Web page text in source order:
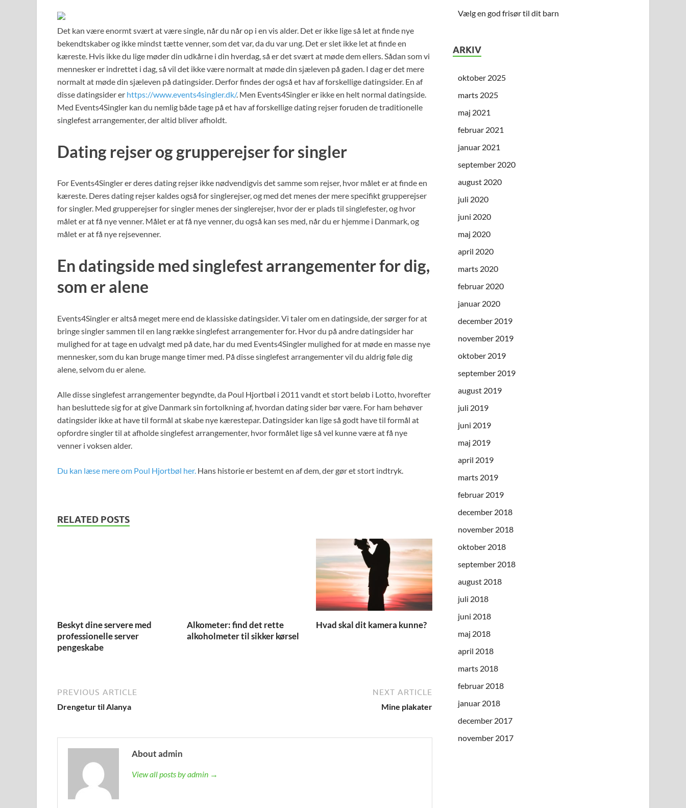
Det kan være enormt svært at være single, når du når op i en vis alder. Det er ikke lige så let at finde nye
bekendtskaber og ikke mindst tætte venner, som det var, da du var ung. Det er slet ikke let at finde en
kæreste. Hvis ikke du lige møder din udkårne i din hverdag, så er det svært at møde dem ellers. Sådan som vi
mennesker er indrettet i dag, så vil det ikke være normalt at møde din sjæleven på gaden. I dag er det mere
normalt at møde din sjæleven på datingsider. Derfor findes der også et hav af forskellige datingsider. En af
disse datingsider er https://www.events4singler.dk/. Men Events4Singler er ikke en helt normal datingside.
Med Events4Singler kan du nemlig både tage på et hav af forskellige dating rejser foruden de traditionelle
singlefest arrangementer, der altid bliver afholdt.
Dating rejser og grupperejser for singler
For Events4Singler er deres dating rejser ikke nødvendigvis det samme som rejser, hvor målet er at finde en
kæreste. Deres dating rejser kaldes også for singlerejser, og med det menes der mere specifikt grupperejser
for singler. Med grupperejser for singler menes der singlerejser, hvor der er plads til singlefester, og hvor
målet er at få nye venner. Målet er at få nye venner, du også kan ses med, når du er hjemme i Danmark, og
målet er at få nye rejsevenner.
En datingside med singlefest arrangementer for dig,
som er alene
Events4Singler er altså meget mere end de klassiske datingsider. Vi taler om en datingside, der sørger for at
bringe singler sammen til en lang række singlefest arrangementer for. Hvor du på andre datingsider har
mulighed for at tage en udvalgt med på date, har du med Events4Singler mulighed for at møde en masse nye
mennesker, som du kan bruge mange timer med. På disse singlefest arrangementer vil du aldrig føle dig
alene, selvom du er alene.
Alle disse singlefest arrangementer begyndte, da Poul Hjortbøl i 2011 vandt et stort beløb i Lotto, hvorefter
han besluttede sig for at give Danmark sin fortolkning af, hvordan dating sider bør være. For ham behøver
datingsider ikke at have til formål at skabe nye kærestepar. Datingsider kan lige så godt have til formål at
opfordre singler til at afholde singlefest arrangementer, hvor formålet lige så vel kunne være at få nye
venner i voksen alder.
Du kan læse mere om Poul Hjortbøl her. Hans historie er bestemt en af dem, der gør et stort indtryk.
RELATED POSTS
Beskyt dine servere med
professionelle server
pengeskabe
Alkometer: find det rette
alkoholmeter til sikker kørsel
Hvad skal dit kamera kunne?
PREVIOUS ARTICLE
Drengetur til Alanya
NEXT ARTICLE
Mine plakater
About admin
View all posts by admin →
Vælg en god frisør til dit barn
ARKIV
oktober 2025
marts 2025
maj 2021
februar 2021
januar 2021
september 2020
august 2020
juli 2020
juni 2020
maj 2020
april 2020
marts 2020
februar 2020
januar 2020
december 2019
november 2019
oktober 2019
september 2019
august 2019
juli 2019
juni 2019
maj 2019
april 2019
marts 2019
februar 2019
december 2018
november 2018
oktober 2018
september 2018
august 2018
juli 2018
juni 2018
maj 2018
april 2018
marts 2018
februar 2018
januar 2018
december 2017
november 2017